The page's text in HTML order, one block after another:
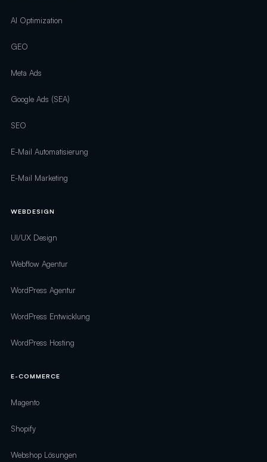
AI Optimization
GEO
Meta Ads
Google Ads (SEA)
SEO
E-Mail Automatisierung
E-Mail Marketing
WEBDESIGN
UI/UX Design
Webflow Agentur
WordPress Agentur
WordPress Entwicklung
WordPress Hosting
E-COMMERCE
Magento
Shopify
Webshop Lösungen